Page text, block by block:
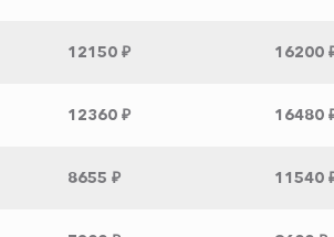
12150 ₽ 16200
12360 ₽ 16480
8655 ₽ 11540